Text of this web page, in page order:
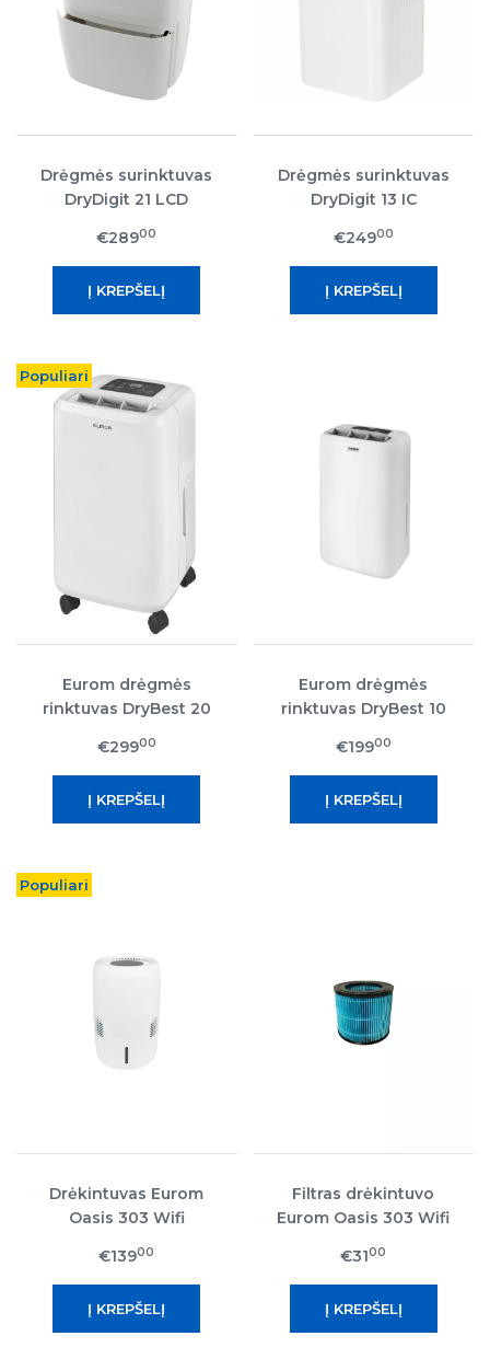
Drėgmės surinktuvas
DryDigit 21 LCD
€28900
Drėgmės surinktuvas
DryDigit 13 IC
€24900
Populiari
Eurom drėgmės
rinktuvas DryBest 20
€29900
Eurom drėgmės
rinktuvas DryBest 10
€19900
Populiari
Drėkintuvas Eurom
Oasis 303 Wifi
€13900
Filtras drėkintuvo
Eurom Oasis 303 Wifi
€3100